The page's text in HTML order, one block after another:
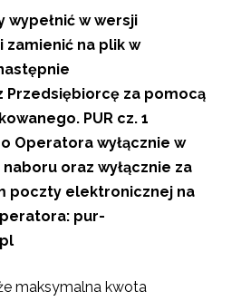
wypełnić w wersji
na plik w
Przedsiębiorcę za pomocą
PUR cz. 1
Operatora wyłącznie w
oraz wyłącznie za
poczty elektronicznej na
pur-
maksymalna kwota